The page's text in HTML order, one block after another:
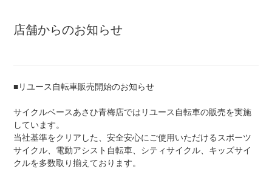
ネット店と店舗の違いをご紹介
店舗からのお知らせ
■リユース自転車販売開始のお知らせ
サイクルベースあさひ青梅店ではリユース自転車の販売を実施
しています。
当社基準をクリアした、安全安心にご使用いただけるスポーツ
サイクル、電動アシスト自転車、シティサイクル、キッズサイ
クルを多数取り揃えております。